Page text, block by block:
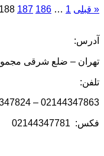
« قبلی 1
…
186
187
188
آدرس:
تهران – ضلع شرقی
تلفن:
02144347863 – 02144347824 – 02144347815
فکس: 02144347781